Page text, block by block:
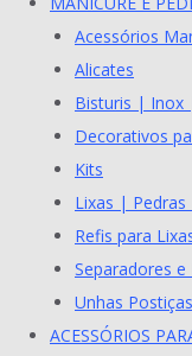
Acessórios
Alicates
Bisturis | Inox
Decorativos
Kits
Lixas |
Refis para
Separadores e
Unhas Postiças
ACESSÓRIOS